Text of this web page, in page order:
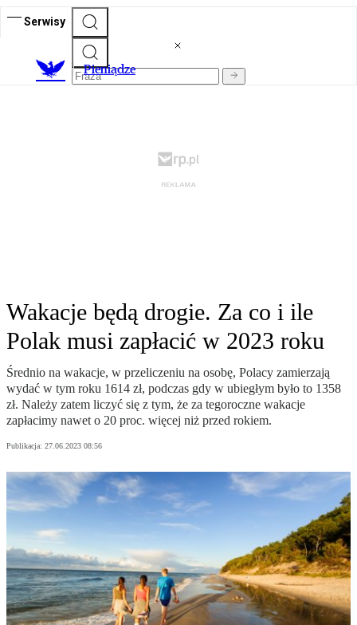
Serwisy
Pieniądze
Wakacje będą drogie. Za co i ile
Polak musi zapłacić w 2023 roku
Średnio na wakacje, w przeliczeniu na osobę, Polacy zamierzają
wydać w tym roku 1614 zł, podczas gdy w ubiegłym było to 1358
zł. Należy zatem liczyć się z tym, że za tegoroczne wakacje
zapłacimy nawet o 20 proc. więcej niż przed rokiem.
Publikacja: 27.06.2023 08:56